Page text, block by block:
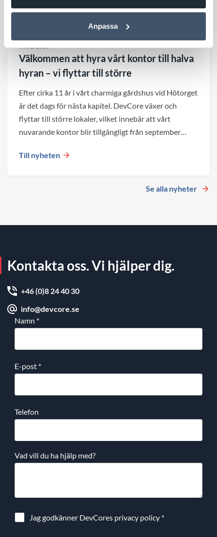
Anpassa
3 JULI 2026
Välkommen att hyra vårt kontor till halva
hyran – vi flyttar till större
Efter cirka 11 år i vårt charmiga gårdshus vid Hötorget
är det dags för nästa kapitel. DevCore växer och
flyttar till större lokaler, vilket innebär att vårt
nuvarande kontor blir tillgängligt från september
Till nyheten
Se alla nyheter
Kontakta oss. Vi hjälper dig.
+46 (0)8 24 40 30
info@devcore.se
Namn *
E-post *
Telefon
Vad vill du ha hjälp med?
Jag godkänner DevCores privacy policy *